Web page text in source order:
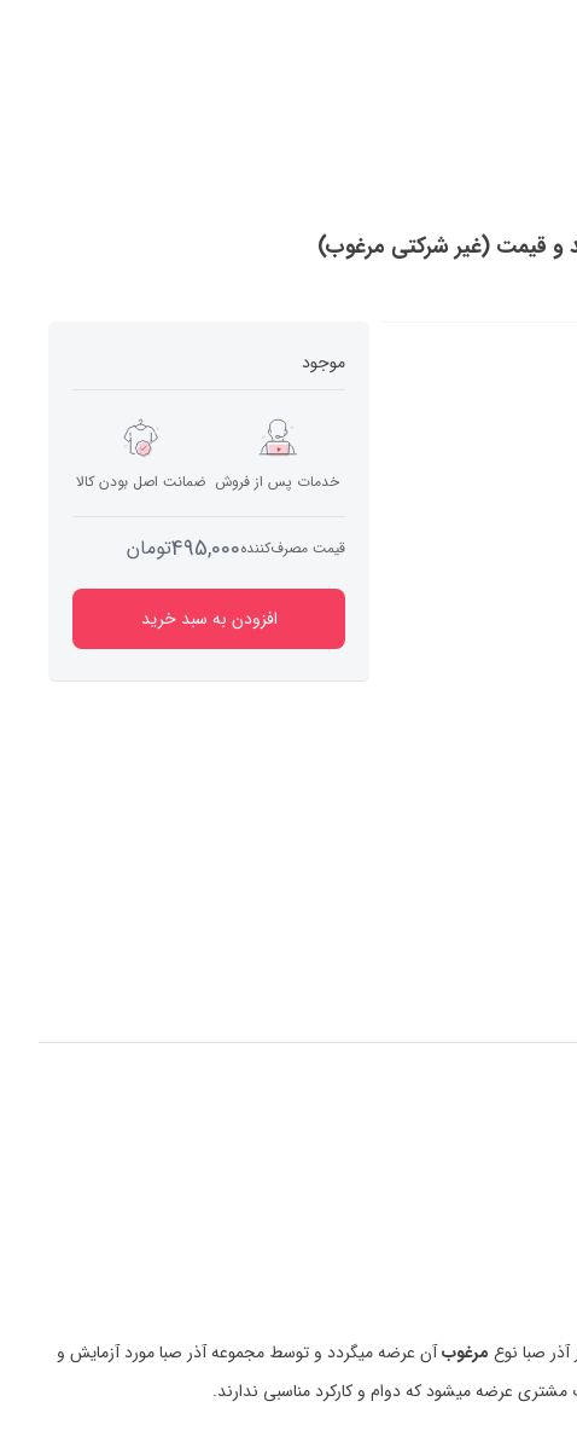
موجود
خدمات پس از فروش ضمانت اصل بودن کالا
قیمت مصرف‌کننده495,000تومان
افزودن به سبد خرید
صبا نوع مرغوبآن عرضه میگردد و توسط مجموعه آذر صبا مورد آزمایش و
مشتری عرضه میشود که دوام و کارکرد مناسبی ندارند.